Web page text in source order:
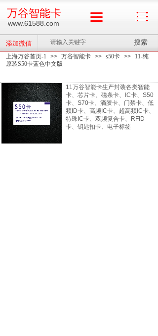
上海万谷首页-1 >> 万谷智能卡 >> s50卡 >>
11-纯
原装S50卡蓝色中文版
11万谷智能卡生产封装各类智能
卡、芯片卡、磁条卡、IC卡、S50
卡、S70卡、滴胶卡、门禁卡、低
频ID卡、高频IC卡、超高频IC卡、
特殊IC卡、双频复合卡、RFID
卡、钥匙扣卡、电子标签
添加微信 搜索
www.61588.com
万谷智能卡